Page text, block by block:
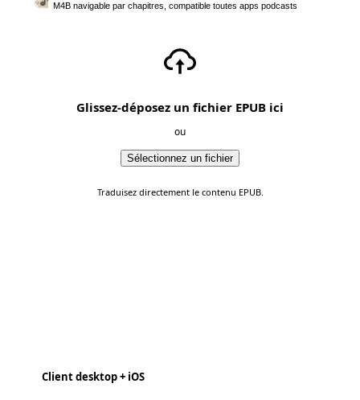
M4B navigable par chapitres, compatible toutes apps podcasts
Glissez-déposez un fichier EPUB ici
ou
Sélectionnez un fichier
Traduisez directement le contenu EPUB.
Client desktop + iOS